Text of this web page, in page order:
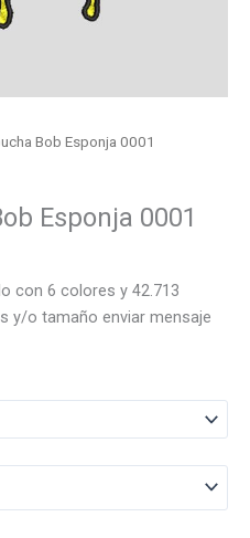
Bob Esponja 0001
Esponja 0001
con 6 colores y 42.713
y/o tamaño enviar mensaje